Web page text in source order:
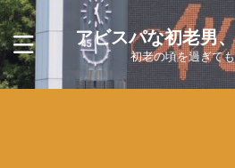
アビスパな初老男
初老の頃を過ぎて